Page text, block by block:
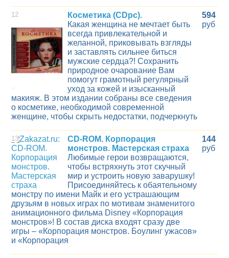
12
Косметика (CDpc).
Какая женщина не мечтает быть
всегда привлекательной и
желанной, приковывать взгляды
и заставлять сильнее биться
мужские сердца?! Сохранить
природное очарование Вам
помогут грамотный регулярный
уход за кожей и изысканный
макияж. В этом издании собраны все сведения
о косметике, необходимой современной
женщине, чтобы скрыть недостатки, подчеркнуть
594
руб
13
CD-ROM. Корпорация
монстров. Мастерская страха
Любимые герои возвращаются,
чтобы встряхнуть этот скучный
мир и устроить новую заварушку!
Присоединяйтесь к обаятельному
монстру по имени Майк и его устрашающим
друзьям в новых играх по мотивам знаменитого
анимационного фильма Disney «Корпорация
монстров»! В состав диска входят сразу две
игры – «Корпорация монстров. Боулинг ужасов»
и «Корпорация
144
руб